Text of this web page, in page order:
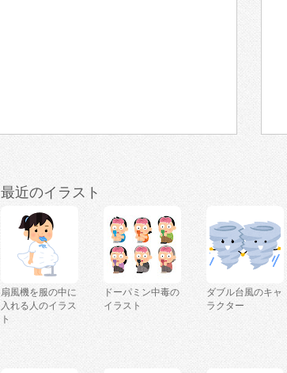
最近のイラスト
扇風機を服の中に
入れる人のイラス
ト
ドーパミン中毒の
イラスト
ダブル台風のキャ
ラクター